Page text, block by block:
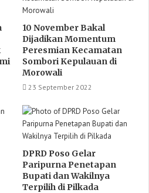
10 November Bakal
Dijadikan Momentum
Peresmian Kecamatan
Sombori Kepulauan di
Morowali
23 September 2022
DPRD Poso Gelar
Paripurna Penetapan
Bupati dan Wakilnya
Terpilih di Pilkada